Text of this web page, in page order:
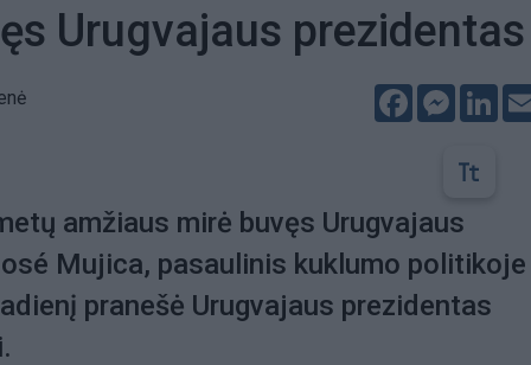
Urugvajaus prezidentas
Facebook
amžiaus mirė buvęs Urugvajaus
Mujica, pasaulinis kuklumo politikoje
pranešė Urugvajaus prezidentas